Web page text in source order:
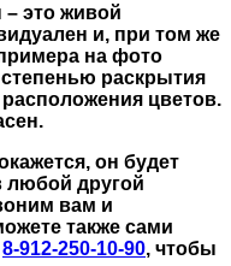
это живой
и, при том же
на фото
раскрытия
цветов.
он будет
любой другой
вам и
также сами
8-912-250-10-90, чтобы